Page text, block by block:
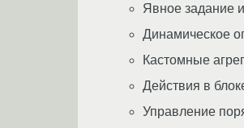
Явное задание
Динамическое
Кастомные
Действия в
Управление